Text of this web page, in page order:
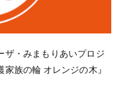
ザ・みまもりあいプロジ
族の輪 オレンジの木』